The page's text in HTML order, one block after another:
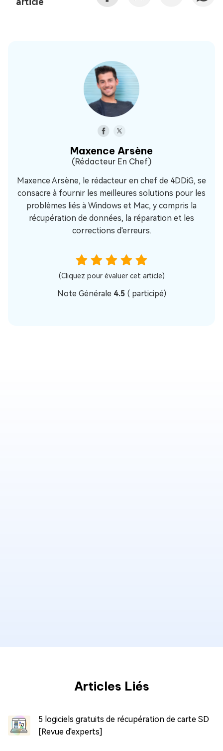
Maxence Arsène
(Rédacteur En Chef)
Maxence Arsène, le rédacteur en chef de 4DDiG, se
consacre à fournir les meilleures solutions pour les
problèmes liés à Windows et Mac, y compris la
récupération de données, la réparation et les
corrections d'erreurs.
(Cliquez pour évaluer cet article)
Note Générale 4.5 ( participé)
Articles Liés
5 logiciels gratuits de récupération de carte SD
[Revue d'experts]